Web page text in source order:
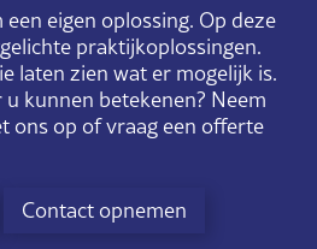
eigen oplossing. Op deze
praktijkoplossingen.
laten zien wat er mogelijk is.
kunnen betekenen? Neem
ons op of vraag een offerte
Contact opnemen